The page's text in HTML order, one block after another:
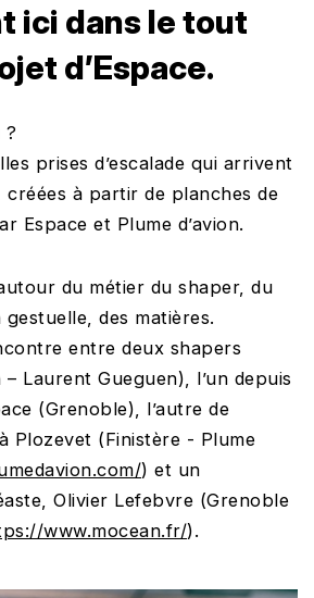
ici dans le tout
d’Espace.
?
prises d’escalade qui arrivent
créées à partir de planches de
Espace et Plume d’avion.
du métier du shaper, du
des matières.
entre deux shapers
Laurent Gueguen), l’un depuis
(Grenoble), l’autre de
Plozevet (Finistère - Plume
) et un
Olivier Lefebvre (Grenoble
www.mocean.fr/).